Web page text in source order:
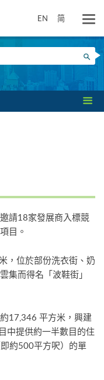
EN 简
搜尋
請18家發展商入標競
目。
，位於部份洗衣街、奶
集而得名「波鞋街」
17,346 平方米，興建
中提供約一半數目的住
約500平方呎）的單